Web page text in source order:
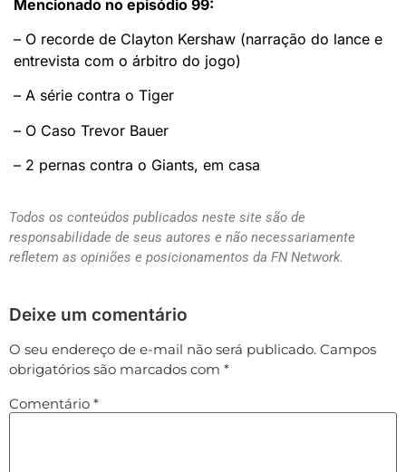
Mencionado no episódio 99:
– O recorde de Clayton Kershaw (narração do lance e
entrevista com o árbitro do jogo)
– A série contra o Tiger
– O Caso Trevor Bauer
– 2 pernas contra o Giants, em casa
Todos os conteúdos publicados neste site são de
responsabilidade de seus autores e não necessariamente
refletem as opiniões e posicionamentos da FN Network.
Deixe um comentário
O seu endereço de e-mail não será publicado. Campos
obrigatórios são marcados com *
Comentário *